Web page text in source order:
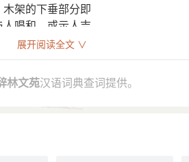
架的下垂部分即
唱和，或示人吉
十五夜迎紫姑扶乩。
，依法请神，木架的下垂部分即在沙
处方。旧时民间常于农历正月十五夜
展开阅读全文 ∨
林文苑汉语词典查词提供。